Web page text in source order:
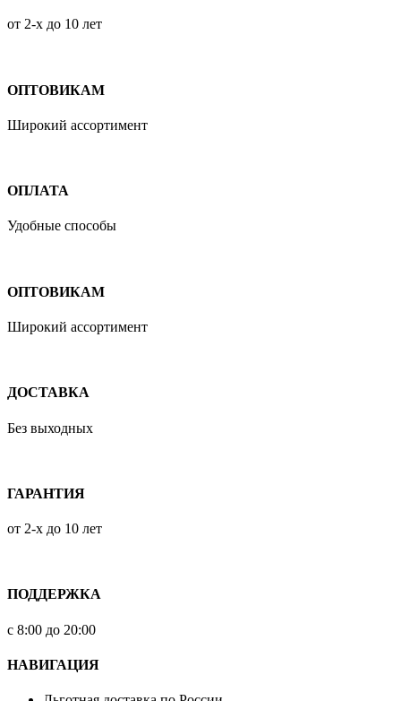
от 2-х до 10 лет
ОПТОВИКАМ
Широкий ассортимент
ОПЛАТА
Удобные способы
ОПТОВИКАМ
Широкий ассортимент
ДОСТАВКА
Без выходных
ГАРАНТИЯ
от 2-х до 10 лет
ПОДДЕРЖКА
с 8:00 до 20:00
НАВИГАЦИЯ